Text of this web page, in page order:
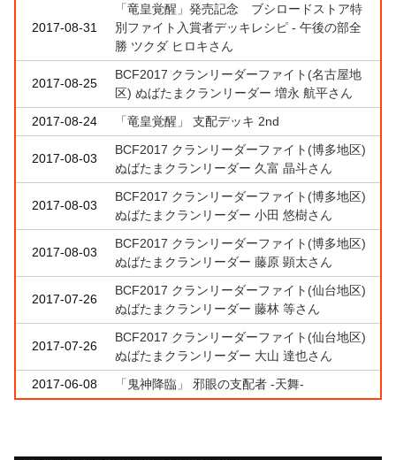
2017-08-31
「竜皇覚醒」発売記念 ブシロードストア特
別ファイト入賞者デッキレシピ - 午後の部全
勝 ツクダ ヒロキさん
2017-08-25
BCF2017 クランリーダーファイト(名古屋地
区) ぬばたまクランリーダー 増永 航平さん
2017-08-24
「竜皇覚醒」 支配デッキ 2nd
2017-08-03
BCF2017 クランリーダーファイト(博多地区)
ぬばたまクランリーダー 久富 晶斗さん
2017-08-03
BCF2017 クランリーダーファイト(博多地区)
ぬばたまクランリーダー 小田 悠樹さん
2017-08-03
BCF2017 クランリーダーファイト(博多地区)
ぬばたまクランリーダー 藤原 顕太さん
2017-07-26
BCF2017 クランリーダーファイト(仙台地区)
ぬばたまクランリーダー 藤林 等さん
2017-07-26
BCF2017 クランリーダーファイト(仙台地区)
ぬばたまクランリーダー 大山 達也さん
2017-06-08
「鬼神降臨」 邪眼の支配者 -天舞-